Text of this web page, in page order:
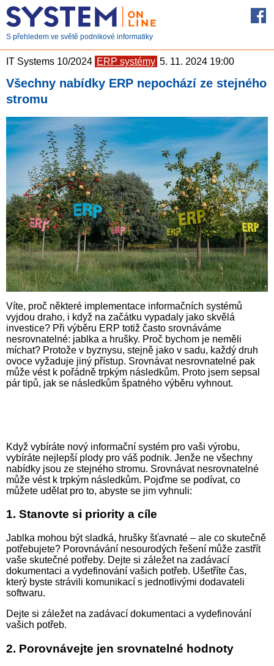
S přehledem ve světě podnikové informatiky
IT Systems 10/2024 ERP systémy 5. 11. 2024 19:00
Všechny nabídky ERP nepochází ze stejného
stromu
Víte, proč některé implementace informačních systémů
vyjdou draho, i když na začátku vypadaly jako skvělá
investice? Při výběru ERP totiž často srovnáváme
nesrovnatelné: jablka a hrušky. Proč bychom je neměli
míchat? Protože v byznysu, stejně jako v sadu, každý druh
ovoce vyžaduje jiný přístup. Srovnávat nesrovnatelné pak
může vést k pořádně trpkým následkům. Proto jsem sepsal
pár tipů, jak se následkům špatného výběru vyhnout.
Když vybíráte nový informační systém pro vaši výrobu,
vybíráte nejlepší plody pro váš podnik. Jenže ne všechny
nabídky jsou ze stejného stromu. Srovnávat nesrovnatelné
může vést k trpkým následkům. Pojďme se podívat, co
můžete udělat pro to, abyste se jim vyhnuli:
1. Stanovte si priority a cíle
Jablka mohou být sladká, hrušky šťavnaté – ale co skutečně
potřebujete? Porovnávání nesourodých řešení může zastřít
vaše skutečné potřeby. Dejte si záležet na zadávací
dokumentaci a vydefinování vašich potřeb. Ušetříte čas,
který byste strávili komunikací s jednotlivými dodavateli
softwaru.
Dejte si záležet na zadávací dokumentaci a vydefinování
vašich potřeb.
2. Porovnávejte jen srovnatelné hodnoty